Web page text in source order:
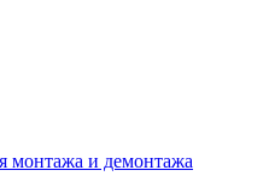
монтажа и демонтажа